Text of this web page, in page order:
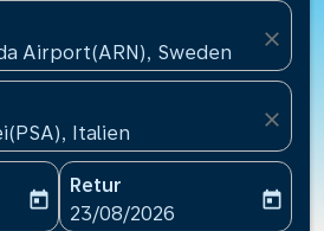
Airport(ARN), Sweden
close
Italien
close
date-aria-label
today
Retur
fc-booking-return-date-
23/08/2026
today